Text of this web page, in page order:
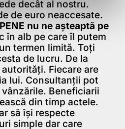
decât al nostru.
de euro neaccesate.
nu ne așteaptă pe
în alb pe care îl putem
termen limită. Toți
de lucru. De la
Fiecare are
lui. Consultanții pot
Beneficiarii
din timp actele.
să își respecte
simple dar care